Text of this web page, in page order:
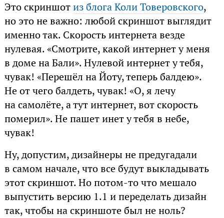
Это скриншотиз блога Коли Товеровского,
но это не важно: любой скриншот выглядит
именно так. Скорость интернета везде
нулевая. «Смотрите, какой интернет у меня
в доме на Бали». Нулевой интернет у тебя,
чувак! «Перешёл на Йоту, теперь балдею».
Не от чего балдеть, чувак! «О, я лечу
на самолёте, а тут интернет, вот скорость
померил». Не пашет инет у тебя в небе,
чувак!
Ну, допустим, дизайнеры не предугадали
в самом начале, что все будут выкладывать
этот скриншот. Но потом-то что мешало
выпустить версию 1.1 и переделать дизайн
так, чтобы на скриншоте был не ноль?